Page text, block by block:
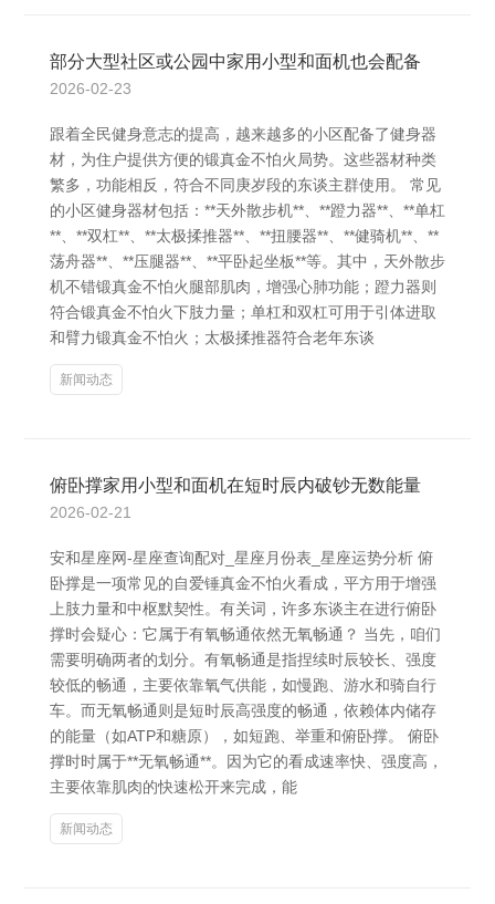
部分大型社区或公园中家用小型和面机也会配备
2026-02-23
跟着全民健身意志的提高，越来越多的小区配备了健身器
材，为住户提供方便的锻真金不怕火局势。这些器材种类
繁多，功能相反，符合不同庚岁段的东谈主群使用。 常见
的小区健身器材包括：**天外散步机**、**蹬力器**、**单杠
**、**双杠**、**太极揉推器**、**扭腰器**、**健骑机**、**
荡舟器**、**压腿器**、**平卧起坐板**等。其中，天外散步
机不错锻真金不怕火腿部肌肉，增强心肺功能；蹬力器则
符合锻真金不怕火下肢力量；单杠和双杠可用于引体进取
和臂力锻真金不怕火；太极揉推器符合老年东谈
新闻动态
俯卧撑家用小型和面机在短时辰内破钞无数能量
2026-02-21
安和星座网-星座查询配对_星座月份表_星座运势分析 俯
卧撑是一项常见的自爱锤真金不怕火看成，平方用于增强
上肢力量和中枢默契性。有关词，许多东谈主在进行俯卧
撑时会疑心：它属于有氧畅通依然无氧畅通？ 当先，咱们
需要明确两者的划分。有氧畅通是指捏续时辰较长、强度
较低的畅通，主要依靠氧气供能，如慢跑、游水和骑自行
车。而无氧畅通则是短时辰高强度的畅通，依赖体内储存
的能量（如ATP和糖原），如短跑、举重和俯卧撑。 俯卧
撑时时属于**无氧畅通**。因为它的看成速率快、强度高，
主要依靠肌肉的快速松开来完成，能
新闻动态